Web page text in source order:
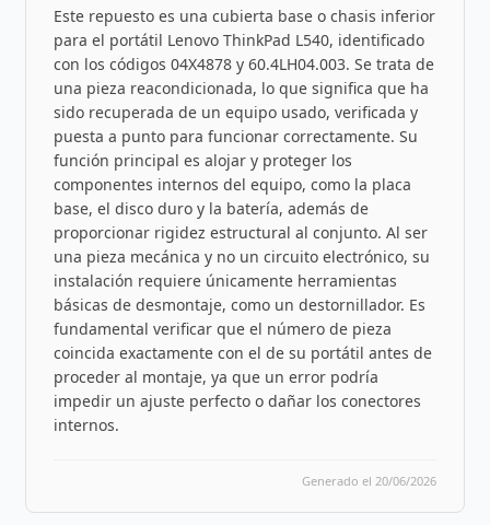
Este repuesto es una cubierta base o chasis inferior
para el portátil Lenovo ThinkPad L540, identificado
con los códigos 04X4878 y 60.4LH04.003. Se trata de
una pieza reacondicionada, lo que significa que ha
sido recuperada de un equipo usado, verificada y
puesta a punto para funcionar correctamente. Su
función principal es alojar y proteger los
componentes internos del equipo, como la placa
base, el disco duro y la batería, además de
proporcionar rigidez estructural al conjunto. Al ser
una pieza mecánica y no un circuito electrónico, su
instalación requiere únicamente herramientas
básicas de desmontaje, como un destornillador. Es
fundamental verificar que el número de pieza
coincida exactamente con el de su portátil antes de
proceder al montaje, ya que un error podría
impedir un ajuste perfecto o dañar los conectores
internos.
Generado el 20/06/2026